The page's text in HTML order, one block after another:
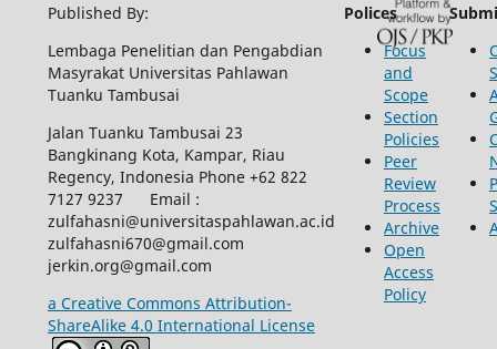
Published By:
Lembaga Penelitian dan Pengabdian
Masyrakat Universitas Pahlawan
Tuanku Tambusai
Jalan Tuanku Tambusai 23
Bangkinang Kota, Kampar, Riau
Regency, Indonesia Phone +62 822
7127 9237 Email :
zulfahasni@universitaspahlawan.ac.id
zulfahasni670@gmail.com
jerkin.org@gmail.com
a Creative Commons Attribution-
ShareAlike 4.0 International License
Polices
Focus
and
Scope
Section
Policies
Peer
Review
Process
Archive
Open
Access
Policy